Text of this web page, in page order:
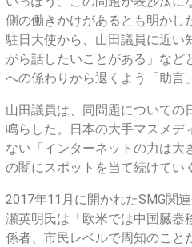
側の働きかけがあるとも明かし
駐日大使から、山田議員に近い
がら話したいことがある」など
への係わりから退くよう「助言
山田議員は、同問題についての
鳴らした。日本の大手マスメデ
ない「インターネットの力は大
の闇にスポットを当て続けてい
2017年11月に開かれたSMG関
瀬英明氏は「欧米では中国臓器
係者、市民レベルで周知のこと